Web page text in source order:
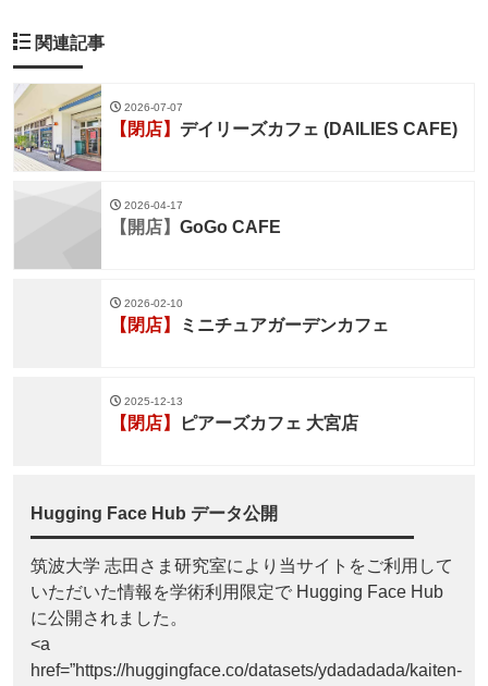
関連記事
2026-07-07
【閉店】 デイリーズカフェ (DAILIES CAFE)
2026-04-17
【開店】 GoGo CAFE
2026-02-10
【閉店】 ミニチュアガーデンカフェ
2025-12-13
【閉店】 ピアーズカフェ 大宮店
Hugging Face Hub データ公開
筑波大学 志田さま研究室により当サイトをご利用して
いただいた情報を学術利用限定で Hugging Face Hub
に公開されました。
<a
href=”https://huggingface.co/datasets/ydadadada/kaiten-